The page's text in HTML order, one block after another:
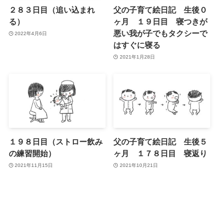
２８３日目（追い込まれ
る）
2022年4月6日
父の子育て絵日記 生後０
ヶ月 １９日目 寝つきが
悪い我が子でもタクシーで
はすぐに寝る
2021年1月28日
１９８日目（ストロー飲み
の練習開始）
2021年11月15日
父の子育て絵日記 生後５
ヶ月 １７８日目 寝返り
2021年10月21日